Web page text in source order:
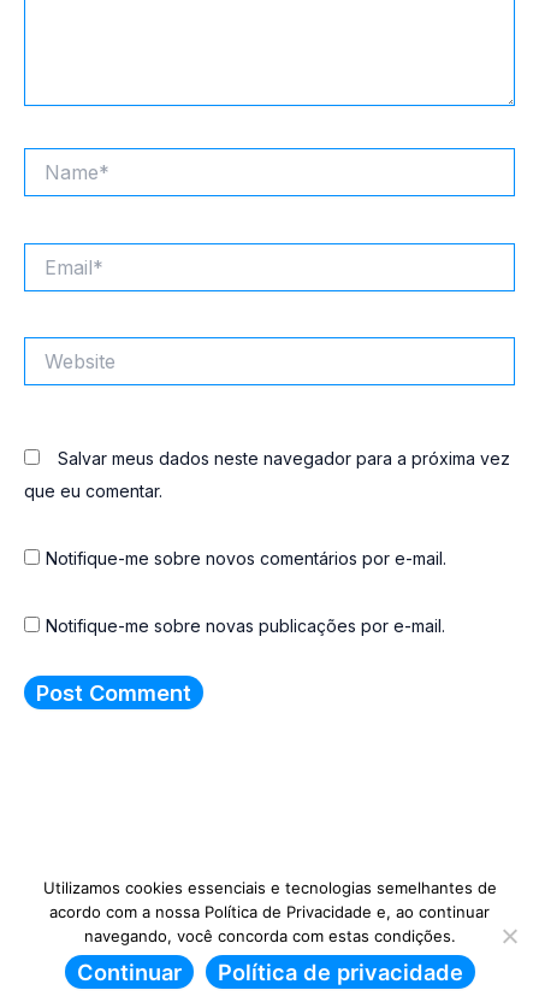
Salvar meus dados neste navegador para a próxima vez
que eu comentar.
Notifique-me sobre novos comentários por e-mail.
Notifique-me sobre novas publicações por e-mail.
©Copyright 2022-2026 Em Busca dos
Desviados
Utilizamos cookies essenciais e tecnologias semelhantes de
acordo com a nossa Política de Privacidade e, ao continuar
navegando, você concorda com estas condições.
Continuar Política de privacidade